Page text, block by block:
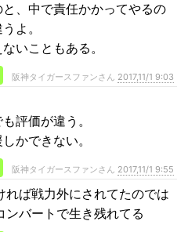
、中で責任かかってやるの
よ。
いこともある。
阪神タイガースファンさん 2017,11/1 9:03
評価が違う。
かできない。
阪神タイガースファンさん 2017,11/1 9:55
れば戦力外にされてたのでは
ンバートで生き残れてる